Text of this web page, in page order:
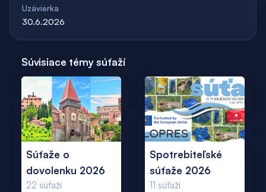
Uzávierka
30.6.2026
Súvisiace témy súťaží
Súťaže o
dovolenku 2026
22 súťaží
Spotrebiteľské
súťaže 2026
11 súťaží